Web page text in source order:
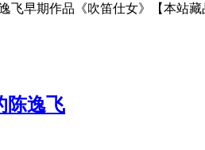
早期作品《吹笛仕女》【本站
陈逸飞